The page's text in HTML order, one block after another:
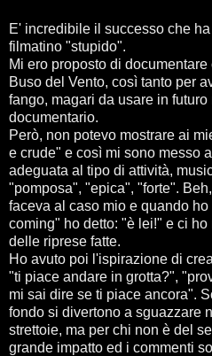
E' incredibile il successo che
filmatino "stupido".
Mi ero proposto di
Buso del Vento, così tanto per
fango, magari da usare in
documentario.
Però, non potevo mostrare ai
e crude" e così mi sono messo
adeguata al tipo di attività,
"pomposa", "epica", "forte".
faceva al caso mio e quando
coming" ho detto: "è lei!" e ci
delle riprese fatte.
Ho avuto poi l'ispirazione di
"ti piace andare in grotta?",
mi sai dire se ti piace ancora".
fondo si divertono a sguazzare
strettoie, ma per chi non è del
grande impatto ed i commenti